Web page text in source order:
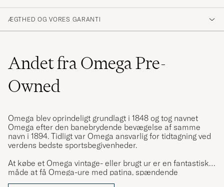
ÆGTHED OG VORES GARANTI
Andet fra Omega Pre-
Owned
Omega blev oprindeligt grundlagt i 1848 og tog navnet
Omega efter den banebrydende bevægelse af samme
navn i 1894. Tidligt var Omega ansvarlig for tidtagning ved
verdens bedste sportsbegivenheder.
At købe et Omega vintage- eller brugt ur er en fantastisk
måde at få Omega-ure med patina, spændende
proveniens og karakter. Få kvalitetsure har så meget